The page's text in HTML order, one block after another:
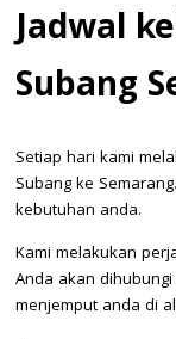
Jadwal
Subang
Setiap hari kami
Subang ke
kebutuhan anda.
Kami melakukan
Anda akan
menjemput anda di